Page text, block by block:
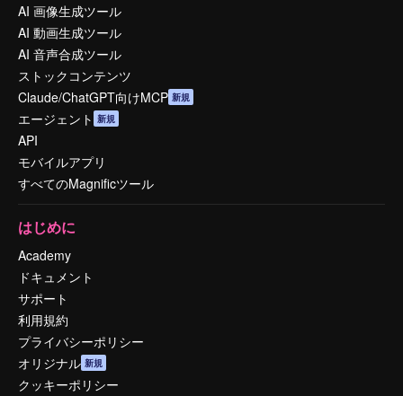
AI 画像生成ツール
AI 動画生成ツール
AI 音声合成ツール
ストックコンテンツ
Claude/ChatGPT向けMCP 新規
エージェント 新規
API
モバイルアプリ
すべてのMagnificツール
はじめに
Academy
ドキュメント
サポート
利用規約
プライバシーポリシー
オリジナル 新規
クッキーポリシー